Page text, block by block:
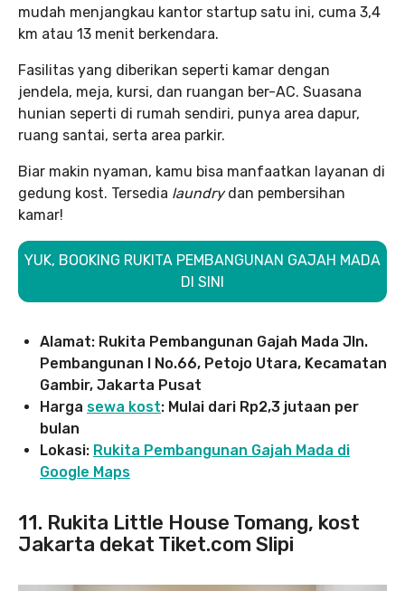
mudah menjangkau kantor startup satu ini, cuma 3,4
km atau 13 menit berkendara.
Fasilitas yang diberikan seperti kamar dengan
jendela, meja, kursi, dan ruangan ber-AC. Suasana
hunian seperti di rumah sendiri, punya area dapur,
ruang santai, serta area parkir.
Biar makin nyaman, kamu bisa manfaatkan layanan di
gedung kost. Tersedia laundrydan pembersihan
kamar!
YUK, BOOKING RUKITA PEMBANGUNAN GAJAH MADA
DI SINI
Alamat: Rukita Pembangunan Gajah Mada Jln.
Pembangunan I No.66, Petojo Utara, Kecamatan
Gambir, Jakarta Pusat
Harga sewa kost: Mulai dari Rp2,3 jutaan per
bulan
Lokasi: Rukita Pembangunan Gajah Mada di
Google Maps
11. Rukita Little House Tomang, kost
Jakarta dekat Tiket.com Slipi